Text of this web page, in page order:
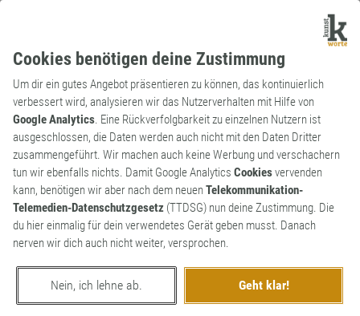
Cookies benötigen deine Zustimmung
Um dir ein gutes Angebot präsentieren zu können, das kontinuierlich
verbessert wird, analysieren wir das Nutzerverhalten mit Hilfe von
Google Analytics. Eine Rückverfolgbarkeit zu einzelnen Nutzern ist
ausgeschlossen, die Daten werden auch nicht mit den Daten Dritter
zusammengeführt. Wir machen auch keine Werbung und verschachern
tun wir ebenfalls nichts. Damit Google Analytics Cookiesvervenden
kann, benötigen wir aber nach dem neuenTelekommunikation-
Telemedien-Datenschutzgesetz (TTDSG) nun deine Zustimmung. Die
du hier einmalig für dein verwendetes Gerät geben musst. Danach
nerven wir dich auch nicht weiter, versprochen.
Nein, ich lehne ab. Geht klar!
Kunstwort
Substantiv
Plötzregen
plötzlich einsetzender Regen | Synonym:
Platzregen
0
erschaffen von NeuWort
am 9. Dezember 2023